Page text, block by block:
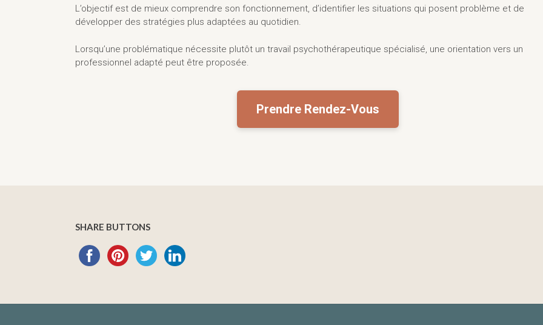
L’objectif est de mieux comprendre son fonctionnement, d’identifier les situations qui posent problème et de
développer des stratégies plus adaptées au quotidien.
Lorsqu’une problématique nécessite plutôt un travail psychothérapeutique spécialisé, une orientation vers un
professionnel adapté peut être proposée.
Prendre Rendez-Vous
SHARE BUTTONS